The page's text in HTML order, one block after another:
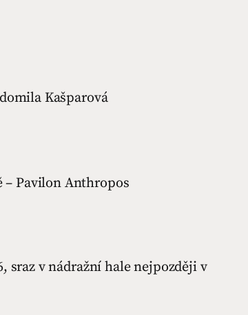
Kašparová
– Pavilon Anthropos
sraz v nádražní hale nejpozději v